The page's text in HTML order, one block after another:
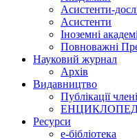
Асистенти-
Асистенти
Іноземні
Повноважні
Науковий журнал
Архів
Видавництво
Публікації
Ресурси
е-бібліотека